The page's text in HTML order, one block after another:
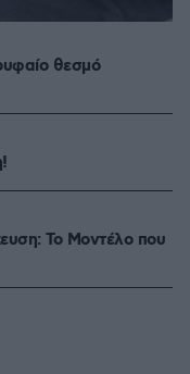
θεσμό
Το Mοντέλο που